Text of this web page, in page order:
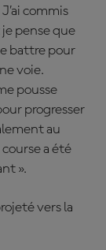
commis
pense que
battre pour
voie.
pousse
progresser
au
a été
».
vers la